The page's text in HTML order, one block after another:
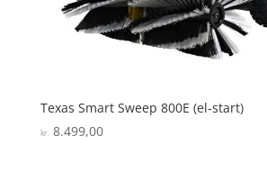
Texas Smart Sweep 800E (el-start)
kr.8.499,00